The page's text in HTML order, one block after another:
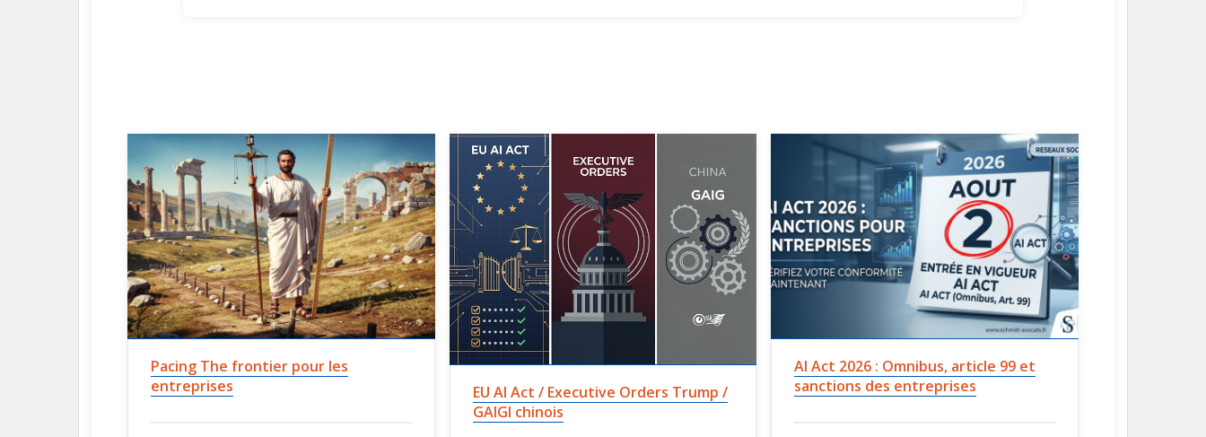
Pacing The frontier pour les
entreprises
EU AI Act / Executive Orders Trump /
GAIGI chinois
AI Act 2026 : Omnibus, article 99 et
sanctions des entreprises